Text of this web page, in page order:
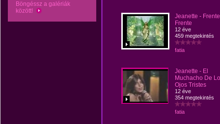
Böngéssz a galériák
között!
Jeanette -
Frente
12 éve
459 megtekintés
fatia
Jeanette - El
Muchacho De
Ojos Tristes
12 éve
354 megtekintés
fatia